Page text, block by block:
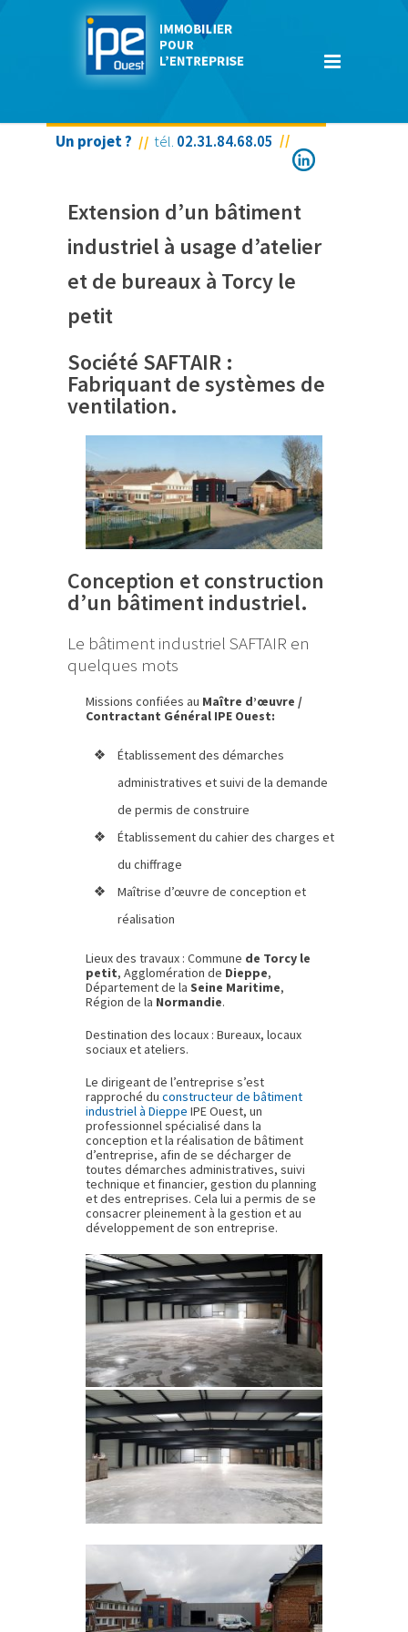
Un projet ? tél. 02.31.84.68.05
Extension d’un bâtiment
industriel à usage d’atelier
et de bureaux à Torcy le
petit
Société SAFTAIR :
Fabriquant de systèmes de
ventilation.
Conception et construction
d’un bâtiment industriel.
Le bâtiment industriel SAFTAIR en
quelques mots
Missions confiées au Maître d’œuvre /
Contractant Général IPE Ouest:
Établissement des démarches
administratives et suivi de la demande
de permis de construire
Établissement du cahier des charges et
du chiffrage
Maîtrise d’œuvre de conception et
réalisation
Lieux des travaux : Commune de Torcy le
petit, Agglomération de Dieppe,
Département de la Seine Maritime,
Région de la Normandie.
Destination des locaux : Bureaux, locaux
sociaux et ateliers.
Le dirigeant de l’entreprise s’est
rapproché du constructeur de bâtiment
industriel à Dieppe IPE Ouest, un
professionnel spécialisé dans la
conception et la réalisation de bâtiment
d’entreprise, afin de se décharger de
toutes démarches administratives, suivi
technique et financier, gestion du planning
et des entreprises. Cela lui a permis de se
consacrer pleinement à la gestion et au
développement de son entreprise.